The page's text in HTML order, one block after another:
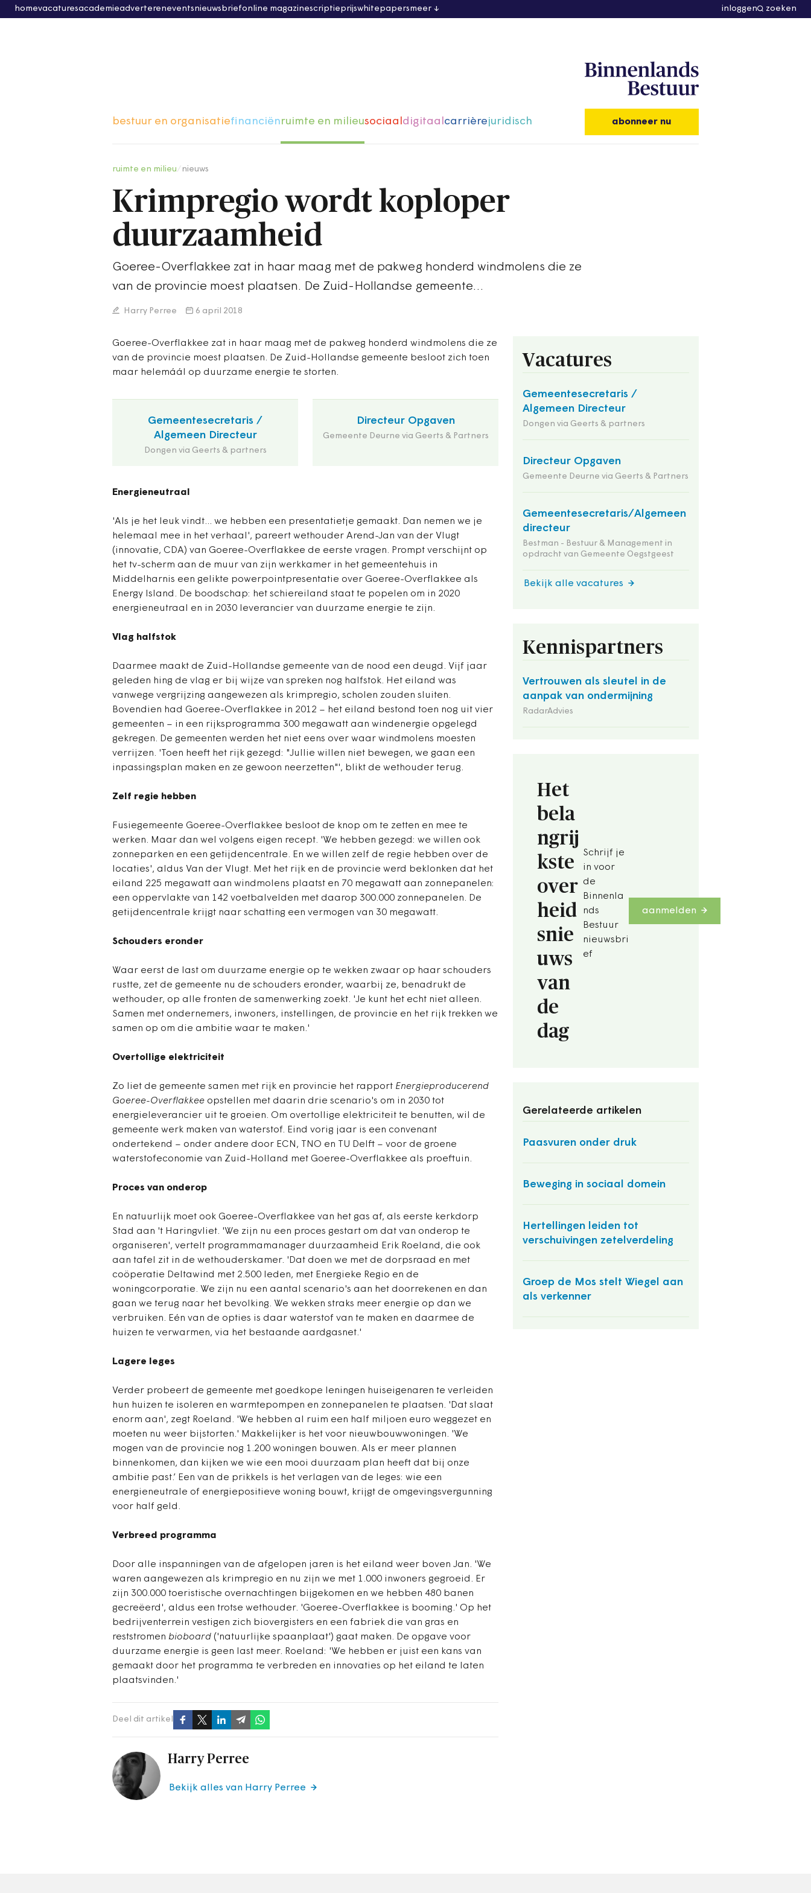
homevacaturesacademieadvertereneventsnieuwsbriefonline magazinescriptieprijswhitepapersmeer inloggen zoeken
bestuur en organisatiefinanciënruimte en milieusociaaldigitaalcarrièrejuridisch abonneer nu
ruimte en milieu nieuws
Krimpregio wordt koploper
duurzaamheid
Goeree-Overflakkee zat in haar maag met de pakweg honderd windmolens die ze
van de provincie moest plaatsen. De Zuid-Hollandse gemeente…
Harry Perree 6 april 2018
Goeree-Overflakkee zat in haar maag met de pakweg honderd windmolens die ze
van de provincie moest plaatsen. De Zuid-Hollandse gemeente besloot zich toen
maar helemáál op duurzame energie te storten.
Gemeentesecretaris /
Algemeen Directeur
Dongen via Geerts & partners
Directeur Opgaven
Gemeente Deurne via Geerts & Partners
Energieneutraal
Vacatures
Gemeentesecretaris /
Algemeen Directeur
Dongen via Geerts & partners
Directeur Opgaven
Gemeente Deurne via Geerts & Partners
Gemeentesecretaris/Algemeen
directeur
Bestman - Bestuur & Management in
opdracht van Gemeente Oegstgeest
Bekijk alle vacatures
Kennispartners
Vertrouwen als sleutel in de
aanpak van ondermijning
RadarAdvies
Het
bela
ngrij
kste
over
heid
snie
uws
van
de
dag
Schrijf je
in voor
de
Binnenla
nds
Bestuur
nieuwsbri
ef
aanmelden
Gerelateerde artikelen
Paasvuren onder druk
Beweging in sociaal domein
Hertellingen leiden tot
verschuivingen zetelverdeling
Groep de Mos stelt Wiegel aan
als verkenner
'Als je het leuk vindt... we hebben een presentatietje gemaakt. Dan nemen we je
helemaal mee in het verhaal', pareert wethouder Arend-Jan van der Vlugt
(innovatie, CDA) van Goeree-Overflakkee de eerste vragen. Prompt verschijnt op
het tv-scherm aan de muur van zijn werkkamer in het gemeentehuis in
Middelharnis een gelikte powerpointpresentatie over Goeree-Overflakkee als
Energy Island. De boodschap: het schiereiland staat te popelen om in 2020
energieneutraal en in 2030 leverancier van duurzame energie te zijn.
Vlag halfstok
Daarmee maakt de Zuid-Hollandse gemeente van de nood een deugd. Vijf jaar
geleden hing de vlag er bij wijze van spreken nog halfstok. Het eiland was
vanwege vergrijzing aangewezen als krimpregio, scholen zouden sluiten.
Bovendien had Goeree-Overflakkee in 2012 – het eiland bestond toen nog uit vier
gemeenten – in een rijksprogramma 300 megawatt aan windenergie opgelegd
gekregen. De gemeenten werden het niet eens over waar windmolens moesten
verrijzen. 'Toen heeft het rijk gezegd: "Jullie willen niet bewegen, we gaan een
inpassingsplan maken en ze gewoon neerzetten"', blikt de wethouder terug.
Zelf regie hebben
Fusiegemeente Goeree-Overflakkee besloot de knop om te zetten en mee te
werken. Maar dan wel volgens eigen recept. 'We hebben gezegd: we willen ook
zonneparken en een getijdencentrale. En we willen zelf de regie hebben over de
locaties', aldus Van der Vlugt. Met het rijk en de provincie werd beklonken dat het
eiland 225 megawatt aan windmolens plaatst en 70 megawatt aan zonnepanelen:
een oppervlakte van 142 voetbalvelden met daarop 300.000 zonnepanelen. De
getijdencentrale krijgt naar schatting een vermogen van 30 megawatt.
Schouders eronder
Waar eerst de last om duurzame energie op te wekken zwaar op haar schouders
rustte, zet de gemeente nu de schouders eronder, waarbij ze, benadrukt de
wethouder, op alle fronten de samenwerking zoekt. 'Je kunt het echt niet alleen.
Samen met ondernemers, inwoners, instellingen, de provincie en het rijk trekken we
samen op om die ambitie waar te maken.'
Overtollige elektriciteit
Zo liet de gemeente samen met rijk en provincie het rapport Energieproducerend
Goeree-Overflakkee opstellen met daarin drie scenario's om in 2030 tot
energieleverancier uit te groeien. Om overtollige elektriciteit te benutten, wil de
gemeente werk maken van waterstof. Eind vorig jaar is een convenant
ondertekend – onder andere door ECN, TNO en TU Delft – voor de groene
waterstofeconomie van Zuid-Holland met Goeree-Overflakkee als proeftuin.
Proces van onderop
En natuurlijk moet ook Goeree-Overflakkee van het gas af, als eerste kerkdorp
Stad aan 't Haringvliet. 'We zijn nu een proces gestart om dat van onderop te
organiseren', vertelt programmamanager duurzaamheid Erik Roeland, die ook
aan tafel zit in de wethouderskamer. 'Dat doen we met de dorpsraad en met
coöperatie Deltawind met 2.500 leden, met Energieke Regio en de
woningcorporatie. We zijn nu een aantal scenario's aan het doorrekenen en dan
gaan we terug naar het bevolking. We wekken straks meer energie op dan we
verbruiken. Eén van de opties is daar waterstof van te maken en daarmee de
huizen te verwarmen, via het bestaande aardgasnet.'
Lagere leges
Verder probeert de gemeente met goedkope leningen huiseigenaren te verleiden
hun huizen te isoleren en warmtepompen en zonnepanelen te plaatsen. 'Dat slaat
enorm aan', zegt Roeland. 'We hebben al ruim een half miljoen euro weggezet en
moeten nu weer bijstorten.' Makkelijker is het voor nieuwbouwwoningen. 'We
mogen van de provincie nog 1.200 woningen bouwen. Als er meer plannen
binnenkomen, dan kijken we wie een mooi duurzaam plan heeft dat bij onze
ambitie past.’ Een van de prikkels is het verlagen van de leges: wie een
energieneutrale of energiepositieve woning bouwt, krijgt de omgevingsvergunning
voor half geld.
Verbreed programma
Door alle inspanningen van de afgelopen jaren is het eiland weer boven Jan. 'We
waren aangewezen als krimpregio en nu zijn we met 1.000 inwoners gegroeid. Er
zijn 300.000 toeristische overnachtingen bijgekomen en we hebben 480 banen
gecreëerd', aldus een trotse wethouder. 'Goeree-Overflakkee is booming.' Op het
bedrijventerrein vestigen zich biovergisters en een fabriek die van gras en
reststromen bioboard ('natuurlijke spaanplaat') gaat maken. De opgave voor
duurzame energie is geen last meer. Roeland: 'We hebben er juist een kans van
gemaakt door het programma te verbreden en innovaties op het eiland te laten
plaatsvinden.'
Deel dit artikel
Harry Perree
Bekijk alles van Harry Perree